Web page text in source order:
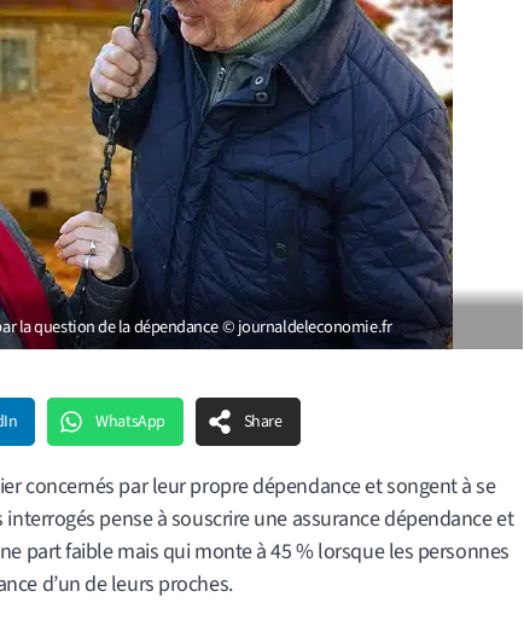
la question de la dépendance © journaldeleconomie.fr
WhatsApp Share
concernés par leur propre dépendance et songent à se
pense à souscrire une assurance dépendance et
part faible mais qui monte à 45 % lorsque les personnes
d’un de leurs proches.